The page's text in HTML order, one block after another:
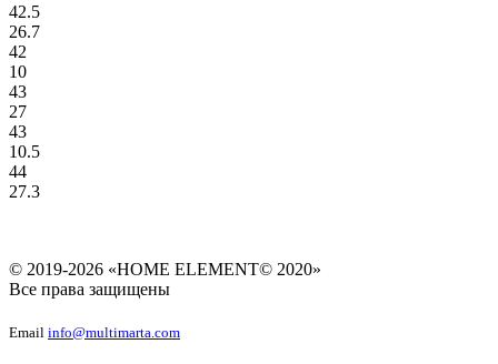
42.5
26.7
42
10
43
27
43
10.5
44
27.3
© 2019-2026 «HOME ELEMENT© 2020»
Все права защищены
Email info@multimarta.com